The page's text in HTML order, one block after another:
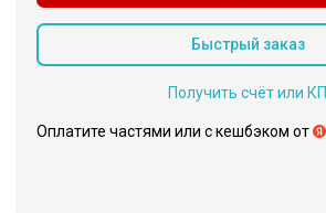
Быстрый заказ
Получить счёт или КП
Оплатите частями или c кешбэком от